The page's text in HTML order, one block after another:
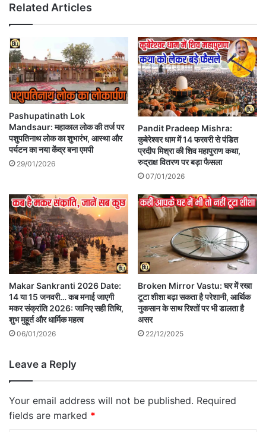
Related Articles
Pashupatinath Lok
Mandsaur: महाकाल लोक की तर्ज पर
पशुपतिनाथ लोक का शुभारंभ, आस्था और
पर्यटन का नया केंद्र बना एमपी
29/01/2026
Pandit Pradeep Mishra:
कुबेरेश्वर धाम में 14 फरवरी से पंडित
प्रदीप मिश्रा की शिव महापुराण कथा,
रुद्राक्ष वितरण पर बड़ा फैसला
07/01/2026
Makar Sankranti 2026 Date:
14 या 15 जनवरी… कब मनाई जाएगी
मकर संक्रांति 2026: जानिए सही तिथि,
शुभ मुहूर्त और धार्मिक महत्व
06/01/2026
Broken Mirror Vastu: घर में रखा
टूटा शीशा बढ़ा सकता है परेशानी, आर्थिक
नुकसान के साथ रिश्तों पर भी डालता है
असर
22/12/2025
Leave a Reply
Your email address will not be published. Required
fields are marked *